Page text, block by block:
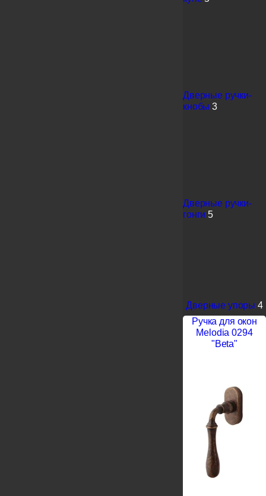
Дверные ручки-
кнобы 3
Дверные ручки-
гонги 5
Дверные упоры 4
Ручка для окон
Melodia 0294
"Beta"